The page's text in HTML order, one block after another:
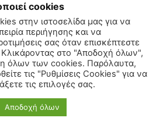
Πολιτική Διεθνή Κοινωνία
Αφιερώματα
της Αριστεράς
cookies
στην ιστοσελίδα μας για να
περιήγησης και να
σας όταν επισκέπτεστε
στο "Αποδοχή όλων",
όλων των cookies. Παρόλαυτα,
τις "Ρυθμίσεις Cookies" για να
τις επιλογές σας.
Αποδοχή όλων